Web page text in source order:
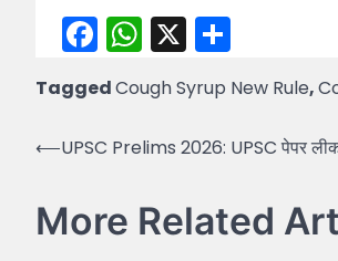
Facebook
WhatsApp
X
TaggedCough Syrup New Rule,
Post
⟵UPSC Prelims 2026: UPSC पेपर
More Related